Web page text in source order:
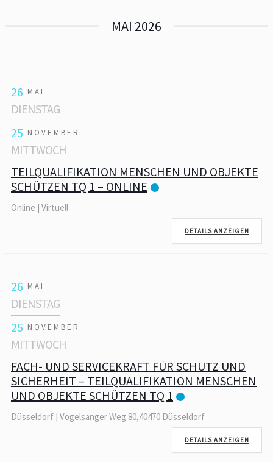
MAI 2026
26 MAI
DIENSTAG
25 NOVEMBER
MITTWOCH
TEILQUALIFIKATION MENSCHEN UND OBJEKTE
SCHÜTZEN TQ 1 – ONLINE
Online | Virtuell
DETAILS ANZEIGEN
26 MAI
DIENSTAG
25 NOVEMBER
MITTWOCH
FACH- UND SERVICEKRAFT FÜR SCHUTZ UND
SICHERHEIT – TEILQUALIFIKATION MENSCHEN
UND OBJEKTE SCHÜTZEN TQ 1
Düsseldorf | Vogelsanger Weg 80,40470 Düsseldorf
DETAILS ANZEIGEN